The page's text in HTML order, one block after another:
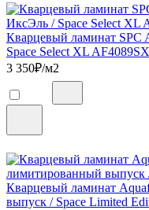
Кварцевый ламинат SPC
Space Select XL
3 350₽/м2
Кварцевый ламинат
выпуск / Space Limited